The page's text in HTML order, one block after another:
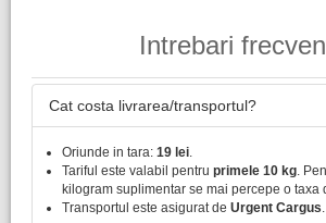
Intrebari
Cat costa livrarea/transportul?
Oriunde in tara: 19 lei
Tariful este valabil pentru primele 10 kg .
kilogram suplimentar se mai percepe o taxa
Transportul este asigurat de Urgent Cargus